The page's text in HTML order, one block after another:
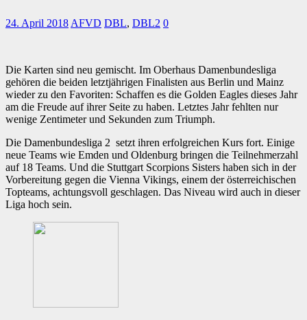
24. April 2018 AFVD DBL, DBL2 0
Die Karten sind neu gemischt. Im Oberhaus Damenbundesliga
gehören die beiden letztjährigen Finalisten aus Berlin und Mainz
wieder zu den Favoriten: Schaffen es die Golden Eagles dieses Jahr
am die Freude auf ihrer Seite zu haben. Letztes Jahr fehlten nur
wenige Zentimeter und Sekunden zum Triumph.
Die Damenbundesliga 2 setzt ihren erfolgreichen Kurs fort. Einige
neue Teams wie Emden und Oldenburg bringen die Teilnehmerzahl
auf 18 Teams. Und die Stuttgart Scorpions Sisters haben sich in der
Vorbereitung gegen die Vienna Vikings, einem der österreichischen
Topteams, achtungsvoll geschlagen. Das Niveau wird auch in dieser
Liga hoch sein.